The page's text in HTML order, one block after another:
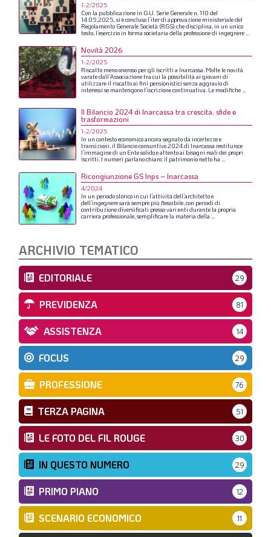
1-2/2025
Con la pubblicazionein G.U. Serie Generale n.110 del
14.05.2025,si èconcluso l’iterdi approvazione ministerialedel
Regolamento Generale Società (RGS) chedisciplina,in un unico
testo, l’esercizioin forma societaria della professionedi ingegnere...
Novità 2026
1-2/2025
Riscatto menooneroso pergli iscritti a Inarcassa. Molte le novità
varatedall’Associazione tra cui la possibilità ai giovani di
utilizzareil riscattoai fini pensionistici senza aggraviodi
interessi se mantengono l’iscrizionecontinuativa. Le modifiche...
Il Bilancio 2024 di Inarcassa tra crescita, sfide e
trasformazioni
1-2/2025
In un contestoeconomicoancora segnatoda incertezzee
transizioni,il Bilancioconsuntivo2024di Inarcassa restituisce
l’immaginedi un Entesolidoeattentoai bisogni reali dei propri
iscritti. I numeri parlanochiaro:il patrimonio netto ha ...
Ricongiunzione GS Inps – Inarcassa
4/2024
In un periodostoricoin cui l’attività dell’architettoe
dell’ingegneresarà sempre più flessibile,con periodi di
contribuzionediversificati pressovari enti durante la propria
carriera professionale,semplificare la materia della ...
ARCHIVIO TEMATICO
EDITORIALE 29
PREVIDENZA 81
ASSISTENZA 14
FOCUS 29
PROFESSIONE 76
TERZA PAGINA 51
LE FOTO DEL FIL ROUGE 30
IN QUESTO NUMERO 29
PRIMO PIANO 12
SCENARIO ECONOMICO 11